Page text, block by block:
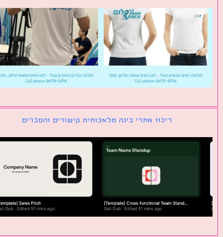
ריכוז אתרי בינה מלאכותית קישורים והסברים